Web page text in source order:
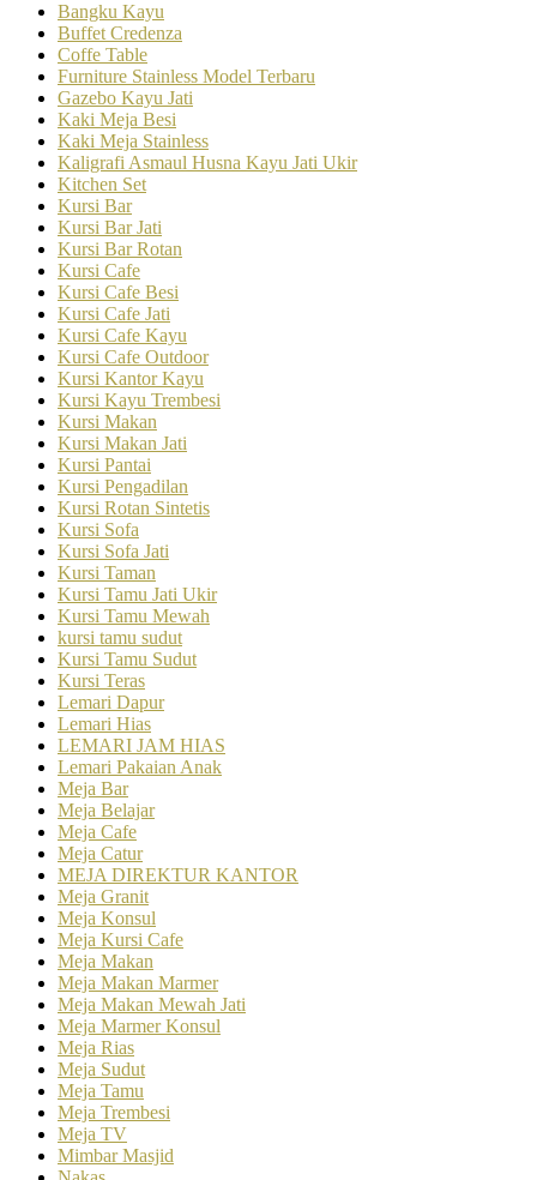
Bangku Kayu
Buffet Credenza
Coffe Table
Furniture Stainless Model Terbaru
Gazebo Kayu Jati
Kaki Meja Besi
Kaki Meja Stainless
Kaligrafi Asmaul Husna Kayu Jati Ukir
Kitchen Set
Kursi Bar
Kursi Bar Jati
Kursi Bar Rotan
Kursi Cafe
Kursi Cafe Besi
Kursi Cafe Jati
Kursi Cafe Kayu
Kursi Cafe Outdoor
Kursi Kantor Kayu
Kursi Kayu Trembesi
Kursi Makan
Kursi Makan Jati
Kursi Pantai
Kursi Pengadilan
Kursi Rotan Sintetis
Kursi Sofa
Kursi Sofa Jati
Kursi Taman
Kursi Tamu Jati Ukir
Kursi Tamu Mewah
kursi tamu sudut
Kursi Tamu Sudut
Kursi Teras
Lemari Dapur
Lemari Hias
LEMARI JAM HIAS
Lemari Pakaian Anak
Meja Bar
Meja Belajar
Meja Cafe
Meja Catur
MEJA DIREKTUR KANTOR
Meja Granit
Meja Konsul
Meja Kursi Cafe
Meja Makan
Meja Makan Marmer
Meja Makan Mewah Jati
Meja Marmer Konsul
Meja Rias
Meja Sudut
Meja Tamu
Meja Trembesi
Meja TV
Mimbar Masjid